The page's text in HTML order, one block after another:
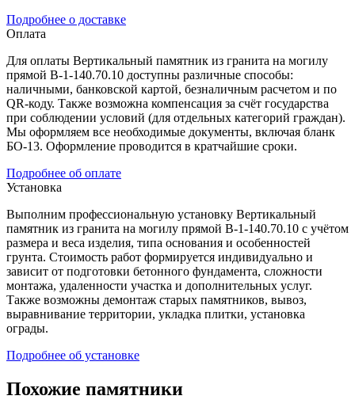
Подробнее о доставке
Оплата
Для оплаты Вертикальный памятник из гранита на могилу
прямой В-1-140.70.10 доступны различные способы:
наличными, банковской картой, безналичным расчетом и по
QR-коду. Также возможна компенсация за счёт государства
при соблюдении условий (для отдельных категорий граждан).
Мы оформляем все необходимые документы, включая бланк
БО-13. Оформление проводится в кратчайшие сроки.
Подробнее об оплате
Установка
Выполним профессиональную установку Вертикальный
памятник из гранита на могилу прямой В-1-140.70.10 с учётом
размера и веса изделия, типа основания и особенностей
грунта. Стоимость работ формируется индивидуально и
зависит от подготовки бетонного фундамента, сложности
монтажа, удаленности участка и дополнительных услуг.
Также возможны демонтаж старых памятников, вывоз,
выравнивание территории, укладка плитки, установка
ограды.
Подробнее об установке
Похожие памятники